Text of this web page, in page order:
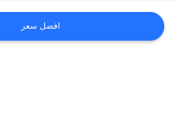
اطلب
افضل سعر